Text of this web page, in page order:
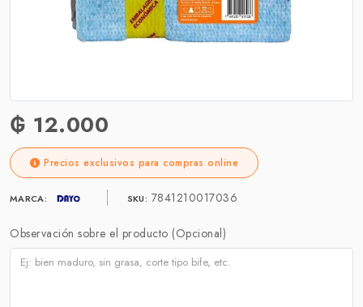
₲ 12.000
Precios exclusivos para compras online
MARCA: SKU: 7841210017036
Observación sobre el producto (Opcional)